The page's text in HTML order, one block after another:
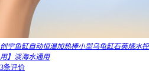
创宁鱼缸自动恒温加热棒小型乌龟缸石英烧水
用】淡海水通用
3条评价